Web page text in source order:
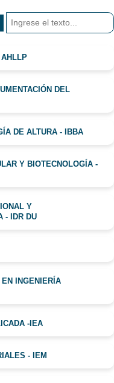
AHLLP
DEL
DE ALTURA - IBBA
Y BIOTECNOLOGÍA -
Y
- IDR DU
INGENIERÍA
-IEA
- IEM